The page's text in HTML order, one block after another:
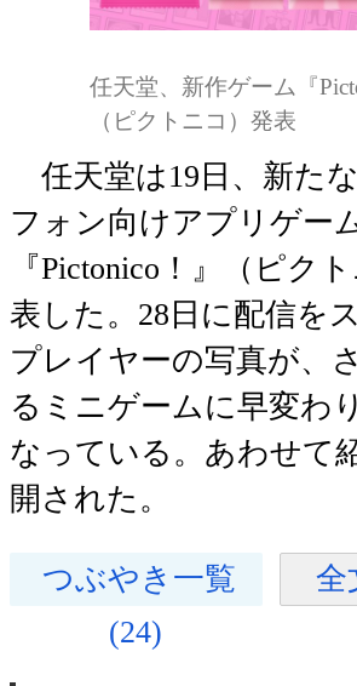
任天堂、新作ゲーム『
（ピクトニコ）発表
任天堂は19日、新た
フォン向けアプリゲー
『Pictonico！』（ピク
表した。28日に配信を
プレイヤーの写真が、
るミニゲームに早変わ
なっている。あわせて
開された。
つぶやき一覧
(24)
全